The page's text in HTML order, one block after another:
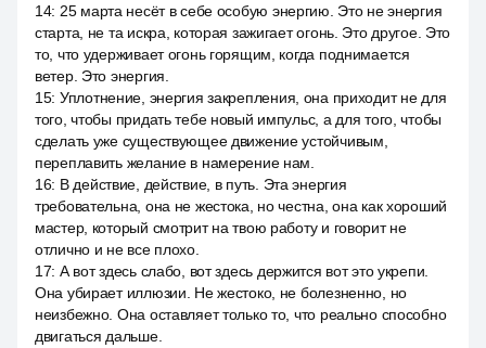
14: 25 марта несёт в себе особую энергию. Это не энергия
старта, не та искра, которая зажигает огонь. Это другое. Это
то, что удерживает огонь горящим, когда поднимается
ветер. Это энергия.
15: Уплотнение, энергия закрепления, она приходит не для
того, чтобы придать тебе новый импульс, а для того, чтобы
сделать уже существующее движение устойчивым,
переплавить желание в намерение нам.
16: В действие, действие, в путь. Эта энергия
требовательна, она не жестока, но честна, она как хороший
мастер, который смотрит на твою работу и говорит не
отлично и не все плохо.
17: А вот здесь слабо, вот здесь держится вот это укрепи.
Она убирает иллюзии. Не жестоко, не болезненно, но
неизбежно. Она оставляет только то, что реально способно
двигаться дальше.